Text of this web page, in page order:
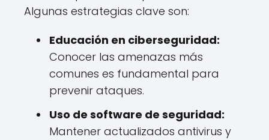
Algunas estrategias clave son:
Educación en ciberseguridad:
Conocer las amenazas más
comunes es fundamental para
prevenir ataques.
Uso de software de seguridad:
Mantener actualizados antivirus y